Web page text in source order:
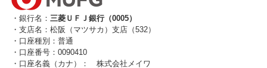
・銀行名： 三菱ＵＦＪ銀行（0005）
・支店名：松阪（マツサカ）支店（532）
・口座種別：普通
・口座番号：0090410
・口座名義（カナ）： 株式会社メイワ